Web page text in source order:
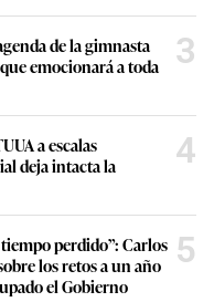
de la gimnasta
emocionará a toda
3
a escalas
deja intacta la
4
perdido”: Carlos
los retos a un año
el Gobierno
5